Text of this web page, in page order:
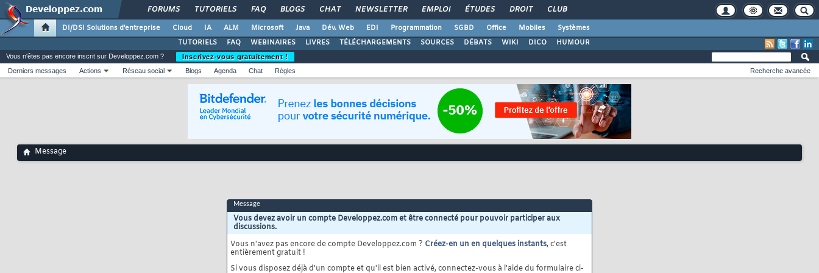
FORUMS TUTORIELS FAQ BLOGS CHAT NEWSLETTER EMPLOI ÉTUDES DROIT CLUB
DI/DSI Solutions d'entreprise Cloud IA ALM Microsoft Java Dév. Web EDI Programmation SGBD Office Mobiles
Systèmes
TUTORIELS
FAQ WEBINAIRES LIVRES TÉLÉCHARGEMENTS SOURCES DÉBATS WIKI DICO HUMOUR
Vous n'êtes pas encore inscrit sur Developpez.com ?
Inscrivez-vous gratuitement !
Derniers messages
Actions Réseau social Blogs Agenda Chat Règles Recherche avancée
Message
Message
Vous devez avoir un compte Developpez.com et être connecté pour pouvoir participer aux
discussions.
Vous n'avez pas encore de compte Developpez.com ? Créez-en un en quelques instants, c'est
entièrement gratuit !
Si vous disposez déjà d'un compte et qu'il est bien activé, connectez-vous à l'aide du formulaire ci-